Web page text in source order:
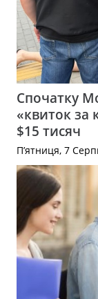
Спочатку
«квиток за
$15 тисяч
П’ятниця, 7